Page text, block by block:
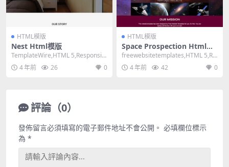
HTML模版
Nest Html模版
TemplateWire,HTML 5,Responsiv
e, 4 Column...
4 年前 26 0
HTML模版
Space Prospection Html模
版
freewebsitetemplates,HTML 5,Re
sponsive, ...
4 年前 42 0
評論（0）
發佈留言必須填寫的電子郵件地址不會公開。 必填欄位標示
為 *